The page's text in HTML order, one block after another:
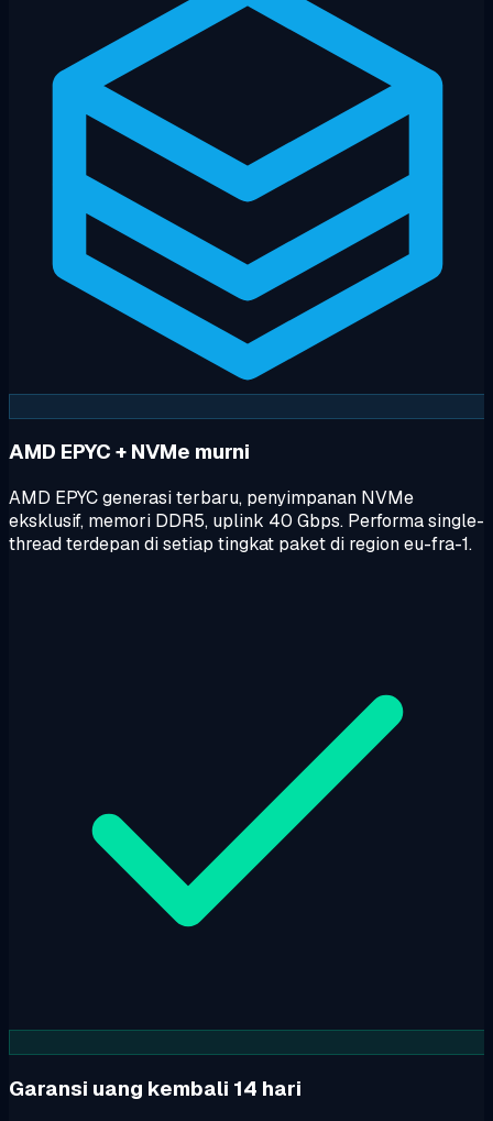
AMD EPYC + NVMe murni
AMD EPYC generasi terbaru, penyimpanan NVMe
eksklusif, memori DDR5, uplink 40 Gbps. Performa single-
thread terdepan di setiap tingkat paket di region eu-fra-1.
Garansi uang kembali 14 hari